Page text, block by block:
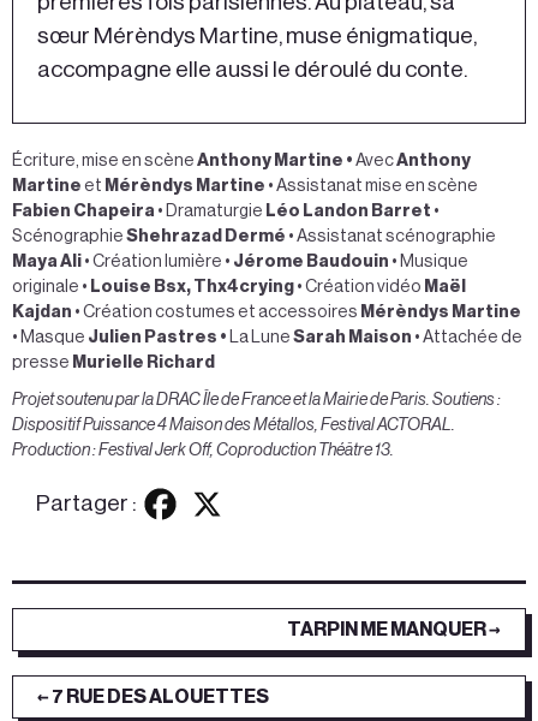
sœur Mérèndys Martine, muse énigmatique,
accompagne elle aussi le déroulé du conte.
Écriture, mise en scène Anthony Martine • AvecAnthony
Martine et Mérèndys Martine • Assistanat mise en scène
Fabien Chapeira • Dramaturgie Léo Landon Barret •
Scénographie Shehrazad Dermé • Assistanat scénographie
Maya Ali • Création lumière • Jérome Baudouin • Musique
originale • Louise Bsx, Thx4crying • Création vidéo Maël
Kajdan • Création costumes et accessoires Mérèndys Martine
• Masque Julien Pastres • La Lune Sarah Maison • Attachée de
presse Murielle Richard
Projet soutenu par la DRAC Île de France et la Mairie de Paris. Soutiens :
Dispositif Puissance 4 Maison des Métallos, Festival ACTORAL.
Production : Festival Jerk Off, Coproduction Théâtre 13.
Partager :
← 7 RUE DES ALOUETTES
TARPIN ME MANQUER →